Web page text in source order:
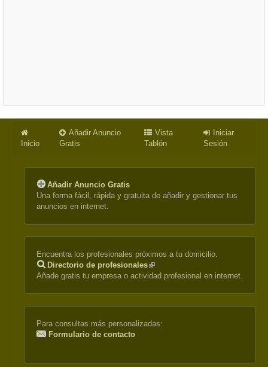
Inicio
Añadir Anuncio
Gratis
Vista
Tablón
Iniciar
Sesión
Añadir Anuncio Gratis
Una forma fácil, rápida y gratuita de añadir y gestionar tus
anuncios en internet.
Encuentra los profesionales próximos a tu domicilio.
Directorio de profesionales(link
is
Añade gratis tu empresa o actividad profesional en internet.
Para consultas más personalizadas:
Formulario de contacto